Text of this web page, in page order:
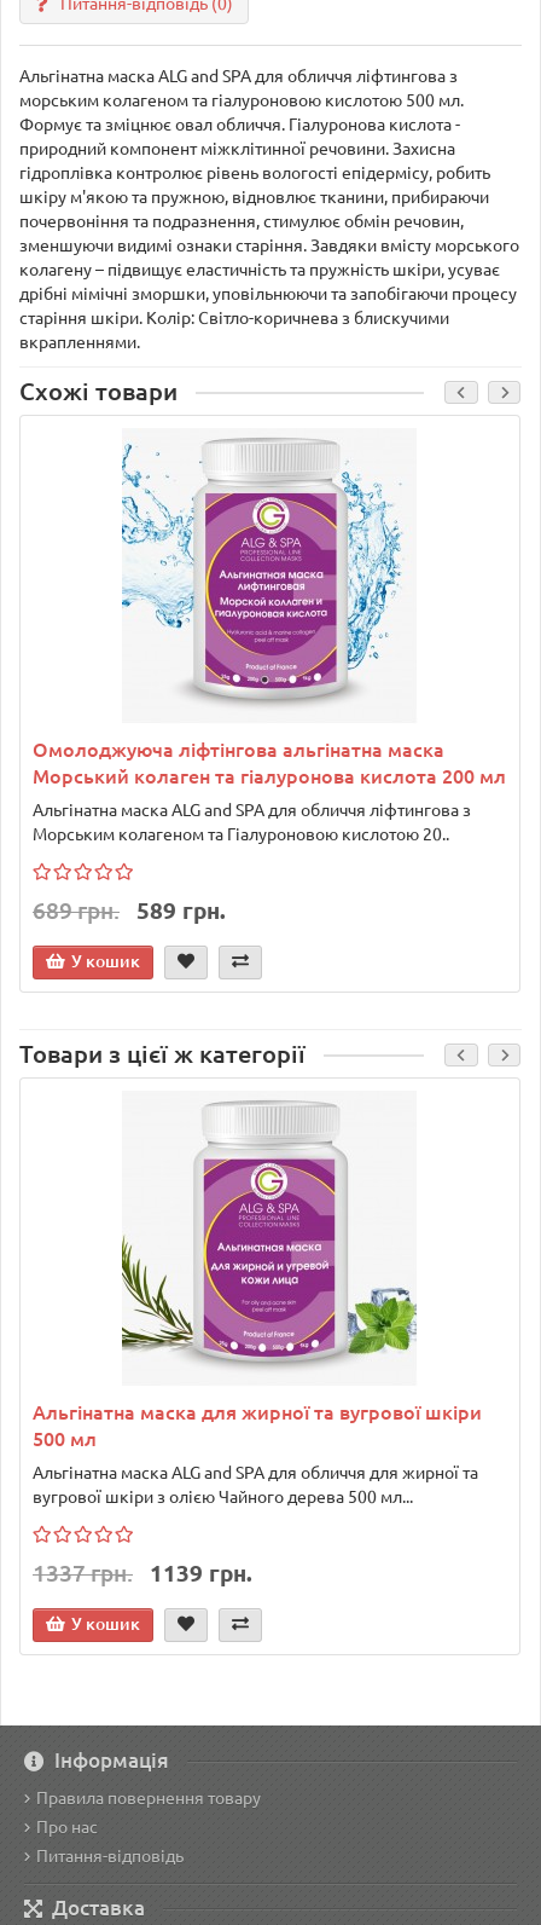
Альгінатна маска ALG and SPA для обличчя ліфтингова з
морським колагеном та гіалуроновою кислотою 500 мл.
Формує та зміцнює овал обличчя. Гіалуронова кислота -
природний компонент міжклітинної речовини. Захисна
гідроплівка контролює рівень вологості епідермісу, робить
шкіру м'якою та пружною, відновлює тканини, прибираючи
почервоніння та подразнення, стимулює обмін речовин,
зменшуючи видимі ознаки старіння. Завдяки вмісту морського
колагену – підвищує еластичність та пружність шкіри, усуває
дрібні мімічні зморшки, уповільнюючи та запобігаючи процесу
старіння шкіри. Колір: Світло-коричнева з блискучими
вкрапленнями.
Схожі товари
Омолоджуюча ліфтінгова альгінатна маска
Морський колаген та гіалуронова кислота 200 мл
Альгінатна маска ALG and SPA для обличчя ліфтингова з
Морським колагеном та Гіалуроновою кислотою 20..
689 грн. 589 грн.
У кошик
Товари з цієї ж категорії
Альгінатна маска для жирної та вугрової шкіри
500 мл
Альгінатна маска ALG and SPA для обличчя для жирної та
вугрової шкіри з олією Чайного дерева 500 мл...
1337 грн. 1139 грн.
У кошик
Інформація
Правила повернення товару
Про нас
Питання-відповідь
Доставка